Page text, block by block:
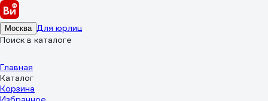
Москва Для юрлиц
Поиск в каталоге
Главная
Каталог
Корзина